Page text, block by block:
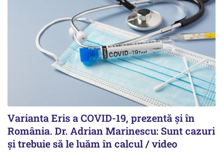
Varianta Eris a COVID-19, prezentă și în
România. Dr. Adrian Marinescu: Sunt cazuri
și trebuie să le luăm în calcul / video